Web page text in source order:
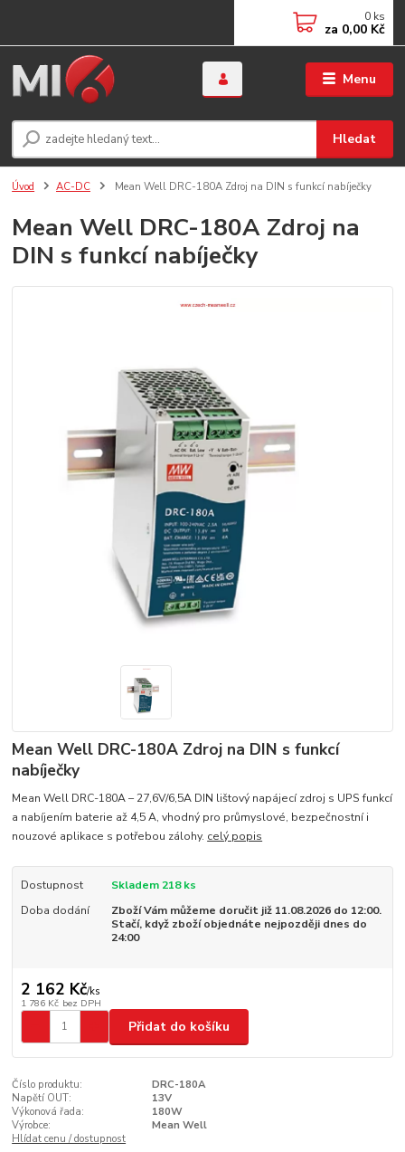
Menu
Hledat
0 ks
za 0,00 Kč
Úvod AC-DC Mean Well DRC-180A Zdroj na DIN s funkcí nabíječky
Mean Well DRC-180A Zdroj na
DIN s funkcí nabíječky
Mean Well DRC-180A Zdroj na DIN s funkcí
nabíječky
Mean Well DRC-180A – 27,6V/6,5A DIN lištový napájecí zdroj s UPS funkcí
a nabíjením baterie až 4,5 A, vhodný pro průmyslové, bezpečnostní i
nouzové aplikace s potřebou zálohy. celý popis
Dostupnost
Skladem 218 ks
Doba dodání
Zboží Vám můžeme doručit již 11.08.2026 do 12:00.
Stačí, když zboží objednáte nejpozději dnes do
24:00
2 162 Kč/ks
1 786 Kč bez DPH
Přidat do košíku
Číslo produktu:
DRC-180A
Napětí OUT:
13V
Výkonová řada:
180W
Výrobce:
Mean Well
Hlídat cenu / dostupnost